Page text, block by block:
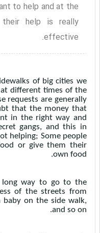
to help and at the
help is really
effective.
of big cities we
different times of the
requests are generally
that the money that
in the right way and
gangs, and this in
helping; Some people
or give them their
own food.
long way to go to the
of the streets from
baby on the side walk,
and so on.